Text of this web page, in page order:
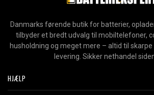
Danmarks førende butik for batterier,
tilbyder et bredt udvalg til mobiltelefoner,
husholdning og meget mere – altid til
levering. Sikker nethandel
HJÆLP